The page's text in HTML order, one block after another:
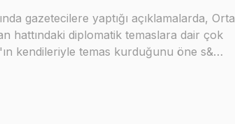
gazetecilere yaptığı açıklamalarda, Orta
hattındaki diplomatik temaslara dair çok
kendileriyle temas kurduğunu öne s&…